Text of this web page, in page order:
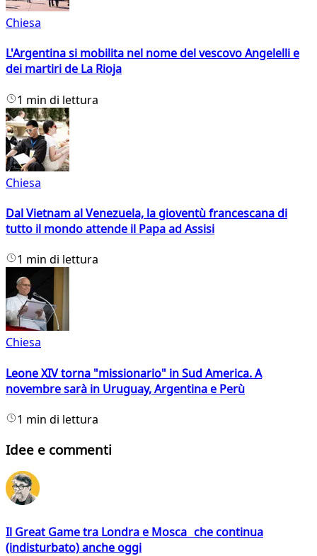
Chiesa
L'Argentina si mobilita nel nome del vescovo Angelelli e
dei martiri de La Rioja
1 min di lettura
Chiesa
Dal Vietnam al Venezuela, la gioventù francescana di
tutto il mondo attende il Papa ad Assisi
1 min di lettura
Chiesa
Leone XIV torna "missionario" in Sud America. A
novembre sarà in Uruguay, Argentina e Perù
1 min di lettura
Idee e commenti
Il Great Game tra Londra e Mosca che continua
(indisturbato) anche oggi